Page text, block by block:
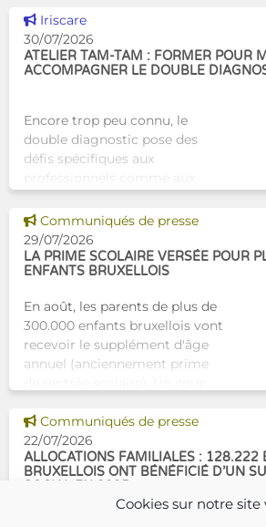
Cookies sur notre site
travail au serv
Voir cette news
Iriscare
30/07/2026
ATELIER TAM-TAM : FORMER POUR
ACCOMPAGNER LE DOUBLE
Encore trop peu connu, le
double diagnostic pose des
défis spécifiques aux
professionnels comme aux
Tam-Tam apporte une réponse
concrète avec une formation
dest
Voir cette news
Communiqués de presse
29/07/2026
LA PRIME SCOLAIRE VERSÉE POUR
ENFANTS BRUXELLOIS
En août, les parents de plus de
300.000 enfants bruxellois vont
recevoir le supplément d'âge
annuel (anciennement prime
commencer la
Voir cette news
Communiqués de presse
22/07/2026
ALLOCATIONS FAMILIALES : 128.222
BRUXELLOIS ONT BÉNÉFICIÉ D’UN